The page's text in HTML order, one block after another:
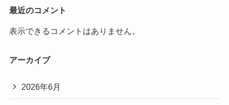
最近のコメント
表示できるコメントはありません。
アーカイブ
2026年6月